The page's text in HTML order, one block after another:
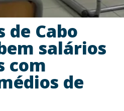
de Cabo
salários
com
de